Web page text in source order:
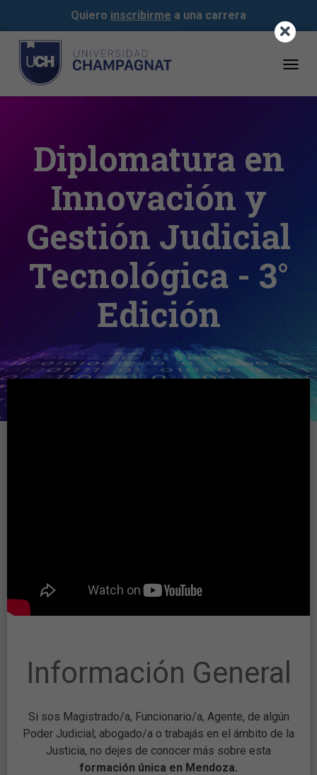
Quiero inscribirme a una carrera
Diplomatura en
Innovación y
Gestión Judicial
Tecnológica - 3°
Edición
Información General
Si sos Magistrado/a, Funcionario/a, Agente, de algún
Poder Judicial; abogado/a o trabajás en el ámbito de la
Justicia, no dejes de conocer más sobre esta
formación única en Mendoza.